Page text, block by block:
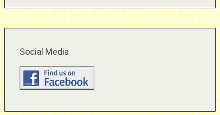
Social Media